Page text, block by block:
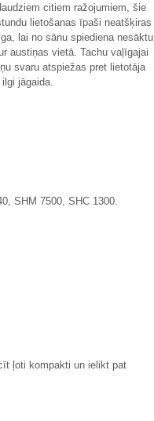
citiem ražojumiem, šie
lietošanas īpaši neatšķiras
lai no sānu spiediena nesāktu
austiņas vietā. Tachu vaļīgajai
svaru atspiežas pret lietotāja
jāgaida.
SHM 7500, SHC 1300.
ļoti kompakti un ielikt pat